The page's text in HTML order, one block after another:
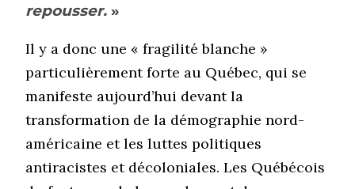
repousser. »
Il y a donc une « fragilité blanche »
particulièrement forte au Québec, qui se
manifeste aujourd’hui devant la
transformation de la démographie nord-
américaine et les luttes politiques
antiracistes et décoloniales. Les Québécois